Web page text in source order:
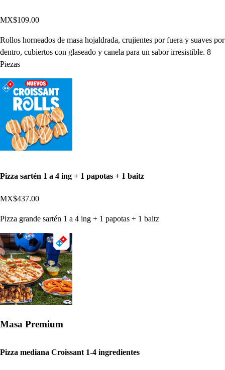
MX$109.00
Rollos horneados de masa hojaldrada, crujientes por fuera y suaves por
dentro, cubiertos con glaseado y canela para un sabor irresistible. 8
Piezas
Pizza sartén 1 a 4 ing + 1 papotas + 1 baitz
MX$437.00
Pizza grande sartén 1 a 4 ing + 1 papotas + 1 baitz
Masa Premium
Pizza mediana Croissant 1-4 ingredientes